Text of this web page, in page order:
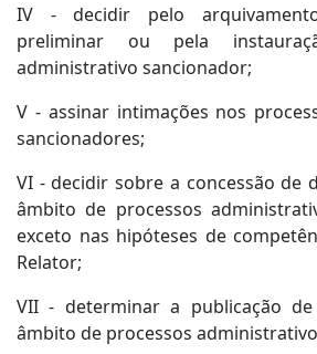
IV - decidir pelo
preliminar ou pela
administrativo sancionador;
V - assinar intimações nos
sancionadores;
VI - decidir sobre a concessão de
âmbito de processos
exceto nas hipóteses de
Relator;
VII - determinar a publicação
âmbito de processos